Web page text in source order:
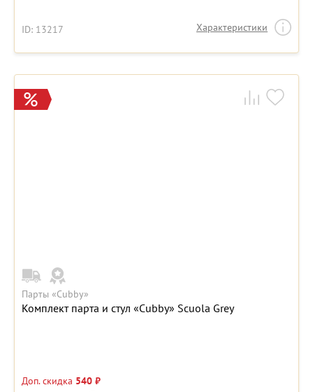
ID: 13217 Характеристики
Парты «Cubby»
Комплект парта и стул «Cubby» Scuola Grey
Доп. скидка 540 ₽